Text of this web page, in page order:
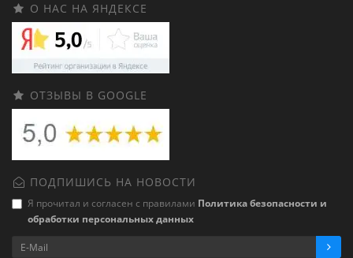
О НАС НА ЯНДЕКСЕ
ОТЗЫВЫ В GOOGLE
ПОДПИШИСЬ НА НОВОСТИ
Я прочитал и согласен с правилами Политика безопасности и
обработки персональных данных